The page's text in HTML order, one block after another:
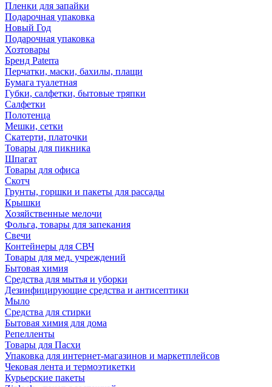
Пленки для запайки
Подарочная упаковка
Новый Год
Подарочная упаковка
Хозтовары
Бренд Paterra
Перчатки, маски, бахилы, плащи
Бумага туалетная
Губки, салфетки, бытовые тряпки
Салфетки
Полотенца
Мешки, сетки
Скатерти, платочки
Товары для пикника
Шпагат
Товары для офиса
Скотч
Грунты, горшки и пакеты для рассады
Крышки
Хозяйственные мелочи
Фольга, товары для запекания
Свечи
Контейнеры для СВЧ
Товары для мед. учреждений
Бытовая химия
Средства для мытья и уборки
Дезинфицирующие средства и антисептики
Мыло
Средства для стирки
Бытовая химия для дома
Репелленты
Товары для Пасхи
Упаковка для интернет-магазинов и маркетплейсов
Чековая лента и термоэтикетки
Курьерские пакеты